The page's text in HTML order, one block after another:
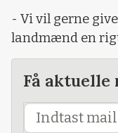
- Vi vil gerne
landmænd en
Få